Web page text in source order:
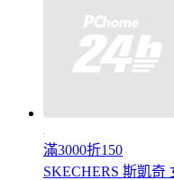
滿3000折150
SKECHERS 斯凱奇